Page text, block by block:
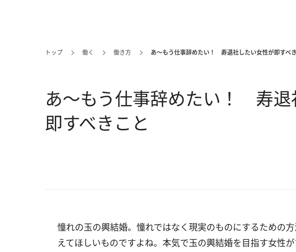
トップ 働く 働き方 あ～もう仕事辞めたい！ 寿退社したい女性が即すべ
あ～もう仕事辞めたい！ 寿退
即すべきこと
憧れの玉の輿結婚。憧れではなく現実のものにするための
えてほしいものですよね。本気で玉の輿結婚を目指す女性